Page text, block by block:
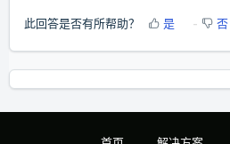
此回答是否有所帮助？ 是 否